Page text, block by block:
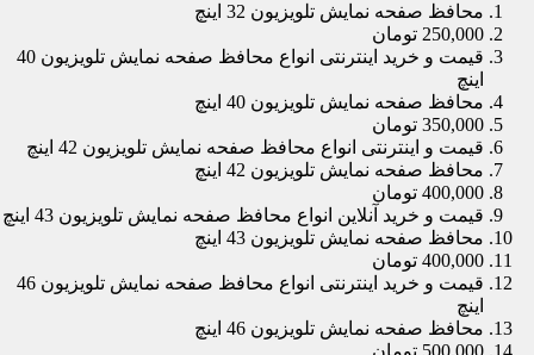
محافظ صفحه نمایش تلویزیون 32 اینچ
250,000 تومان
قیمت و خرید اینترنتی انواع محافظ صفحه نمایش تلویزیون 40
اینچ
محافظ صفحه نمایش تلویزیون 40 اینچ
350,000 تومان
قیمت و اینترنتی انواع محافظ صفحه نمایش تلویزیون 42 اینچ
محافظ صفحه نمایش تلویزیون 42 اینچ
400,000 تومان
قیمت و خرید آنلاین انواع محافظ صفحه نمایش تلویزیون 43 اینچ
محافظ صفحه نمایش تلویزیون 43 اینچ
400,000 تومان
قیمت و خرید اینترنتی انواع محافظ صفحه نمایش تلویزیون 46
اینچ
محافظ صفحه نمایش تلویزیون 46 اینچ